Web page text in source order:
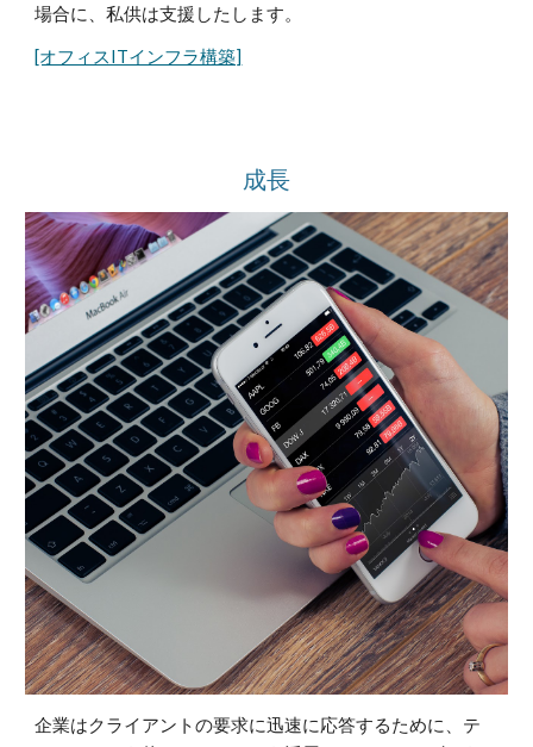
場合に、私供は支援したします。
[オフィスITインフラ構築]
成長
企業はクライアントの要求に迅速に応答するために、テ